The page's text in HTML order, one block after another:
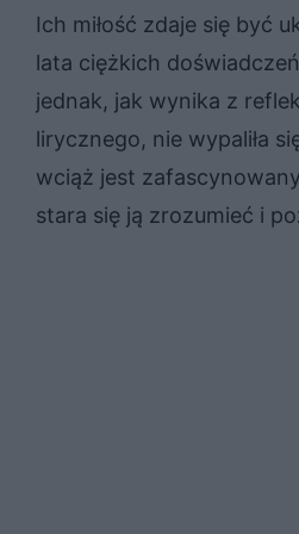
Ich miłość zdaje się być
lata ciężkich
jednak, jak wynika z
lirycznego, nie wypaliła
wciąż jest
stara się ją zrozumieć i